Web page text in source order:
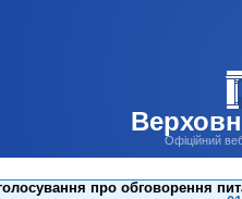
Офіційний
про обговорення